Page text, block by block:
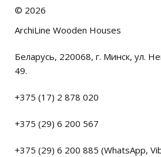
© 2026
ArchiLine Wooden Houses
Беларусь, 220068, г. Минск, ул.
49.
+375 (17) 2 878 020
+375 (29) 6 200 567
+375 (29) 6 200 885 (WhatsApp,